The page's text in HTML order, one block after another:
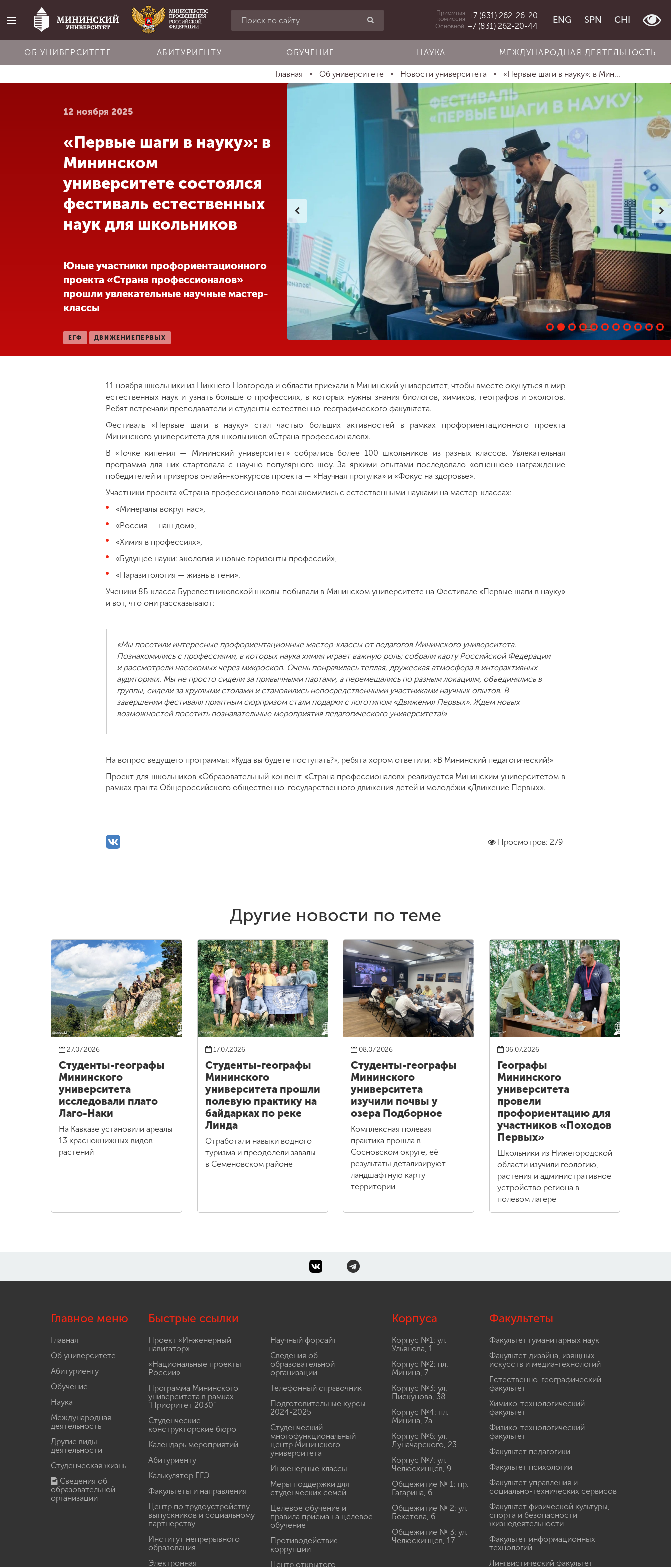
Главная
Об университете
Абитуриенту
Обучение
Другие виды
деятельности
Приемная
комиссия +7 (831) 262-26-20
Основной +7 (831) 262-20-44
ENG SPN CHI
ОБ УНИВЕРСИТЕТЕ АБИТУРИЕНТУ ОБУЧЕНИЕ НАУКА МЕЖДУНАРОДНАЯ ДЕЯТЕЛЬНОСТЬ
Главная Об университете Новости университета «Первые шаги в науку»: в Мин...
12 ноября 2025
«Первые шаги в науку»: в
Мининском
университете состоялся
фестиваль естественных
наук для школьников
Юные участники профориентационного
проекта «Страна профессионалов»
прошли увлекательные научные мастер-
классы
ЕГФ ДВИЖЕНИЕПЕРВЫХ
11 ноября школьники из Нижнего Новгорода и области приехали в Мининский университет, чтобы вместе окунуться в мир
естественных наук и узнать больше о профессиях, в которых нужны знания биологов, химиков, географов и экологов.
Ребят встречали преподаватели и студенты естественно-географического факультета.
Фестиваль «Первые шаги в науку» стал частью больших активностей в рамках профориентационного проекта
Мининского университета для школьников «Страна профессионалов».
В «Точке кипения — Мининский университет» собрались более 100 школьников из разных классов. Увлекательная
программа для них стартовала с научно-популярного шоу. За яркими опытами последовало «огненное» награждение
победителей и призеров онлайн-конкурсов проекта — «Научная прогулка» и «Фокус на здоровье».
Участники проекта «Страна профессионалов» познакомились с естественными науками на мастер-классах:
«Минералы вокруг нас»,
«Россия — наш дом»,
«Химия в профессиях»,
«Будущее науки: экология и новые горизонты профессий»,
«Паразитология — жизнь в тени».
Ученики 8Б класса Буревестниковской школы побывали в Мининском университете на Фестивале «Первые шаги в науку»
и вот, что они рассказывают:
«Мы посетили интересные профориентационные мастер-классы от педагогов Мининского университета.
Познакомились с профессиями, в которых наука химия играет важную роль; собрали карту Российской Федерации
и рассмотрели насекомых через микроскоп. Очень понравилась теплая, дружеская атмосфера в интерактивных
аудиториях. Мы не просто сидели за привычными партами, а перемещались по разным локациям, объединялись в
группы, сидели за круглыми столами и становились непосредственными участниками научных опытов. В
завершении фестиваля приятным сюрпризом стали подарки с логотипом «Движения Первых». Ждем новых
возможностей посетить познавательные мероприятия педагогического университета!»
На вопрос ведущего программы: «Куда вы будете поступать?», ребята хором ответили: «В Мининский педагогический!»
Проект для школьников «Образовательный конвент «Страна профессионалов» реализуется Мининским университетом в
рамках гранта Общероссийского общественно-государственного движения детей и молодёжи «Движение Первых».
Просмотров: 279
Другие новости по теме
27.07.2026
Студенты-географы
Мининского
университета
исследовали плато
Лаго-Наки
На Кавказе установили ареалы
13 краснокнижных видов
растений
17.07.2026
Студенты-географы
Мининского
университета прошли
полевую практику на
байдарках по реке
Линда
Отработали навыки водного
туризма и преодолели завалы
в Семеновском районе
08.07.2026
Студенты-географы
Мининского
университета
изучили почвы у
озера Подборное
Комплексная полевая
практика прошла в
Сосновском округе, её
результаты детализируют
ландшафтную карту
территории
06.07.2026
Географы
Мининского
университета
провели
профориентацию для
участников «Походов
Первых»
Школьники из Нижегородской
области изучили геологию,
растения и административное
устройство региона в
полевом лагере
Главное меню
Главная
Об университете
Абитуриенту
Обучение
Наука
Международная
деятельность
Другие виды
деятельности
Студенческая жизнь
Сведения об
образовательной
организации
Быстрые ссылки
Проект «Инженерный
навигатор»
«Национальные проекты
России»
Программа Мининского
университета в рамках
"Приоритет 2030"
Студенческие
конструкторские бюро
Календарь мероприятий
Абитуриенту
Калькулятор ЕГЭ
Факультеты и направления
Центр по трудоустройству
выпускников и социальному
партнерству
Институт непрерывного
образования
Электронная
Научный форсайт
Сведения об
образовательной
организации
Телефонный справочник
Подготовительные курсы
2024-2025
Студенческий
многофункциональный
центр Мининского
университета
Инженерные классы
Меры поддержки для
студенческих семей
Целевое обучение и
правила приема на целевое
обучение
Противодействие
коррупции
Центр открытого
Корпуса
Корпус №1: ул.
Ульянова, 1
Корпус №2: пл.
Минина, 7
Корпус №3: ул.
Пискунова, 38
Корпус №4: пл.
Минина, 7а
Корпус №6: ул.
Луначарского, 23
Корпус №7: ул.
Челюскинцев, 9
Общежитие № 1: пр.
Гагарина, 6
Общежитие № 2: ул.
Бекетова, 6
Общежитие № 3: ул.
Челюскинцев, 17
Факультеты
Факультет гуманитарных наук
Факультет дизайна, изящных
искусств и медиа-технологий
Естественно-географический
факультет
Химико-технологический
факультет
Физико-технологический
факультет
Факультет педагогики
Факультет психологии
Факультет управления и
социально-технических сервисов
Факультет физической культуры,
спорта и безопасности
жизнедеятельности
Факультет информационных
технологий
Лингвистический факультет